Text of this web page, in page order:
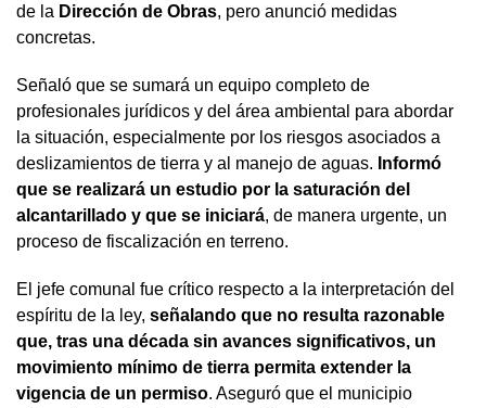
de la Dirección de Obras, pero anunció medidas
concretas.
Señaló que se sumará un equipo completo de
profesionales jurídicos y del área ambiental para abordar
la situación, especialmente por los riesgos asociados a
deslizamientos de tierra y al manejo de aguas. Informó
que se realizará un estudio por la saturación del
alcantarillado y que se iniciará, de manera urgente, un
proceso de fiscalización en terreno.
El jefe comunal fue crítico respecto a la interpretación del
espíritu de la ley, señalando que no resulta razonable
que, tras una década sin avances significativos, un
movimiento mínimo de tierra permita extender la
vigencia de un permiso. Aseguró que el municipio